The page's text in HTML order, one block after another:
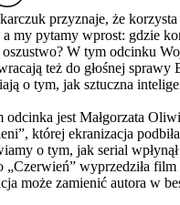
przyznaje, że
a my pytamy wprost: gdzie
oszustwo? W tym odcinku
też do głośnej
o tym, jak sztuczna
odcinka jest Małgorzata
której ekranizacja
o tym, jak serial
„Czerwień” wyprzedziła
może zamienić autora w